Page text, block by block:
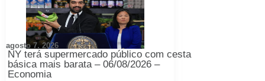
NY terá supermercado público com cesta
básica mais barata – 06/08/2026 –
Economia
agosto 7, 2026